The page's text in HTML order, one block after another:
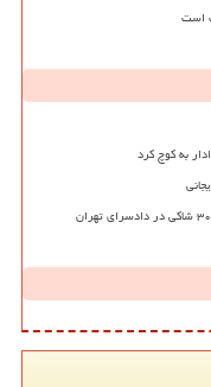
است
به کوچ کرد